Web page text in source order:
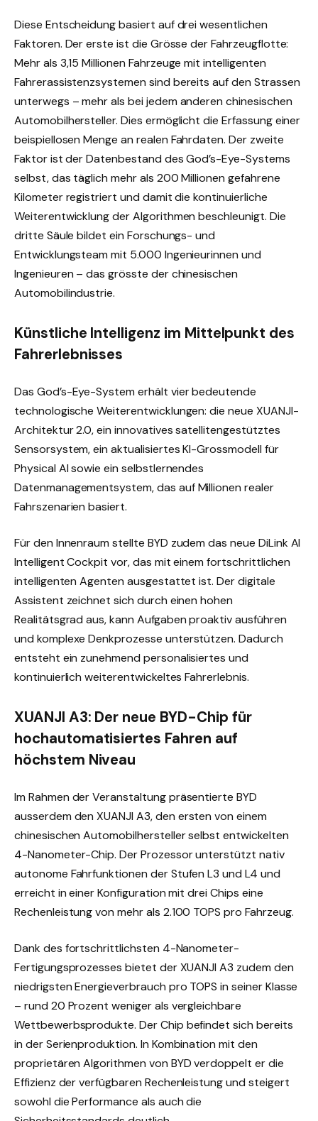
Diese Entscheidung basiert auf drei wesentlichen
Faktoren. Der erste ist die Grösse der Fahrzeugflotte:
Mehr als 3,15 Millionen Fahrzeuge mit intelligenten
Fahrerassistenzsystemen sind bereits auf den Strassen
unterwegs – mehr als bei jedem anderen chinesischen
Automobilhersteller. Dies ermöglicht die Erfassung einer
beispiellosen Menge an realen Fahrdaten. Der zweite
Faktor ist der Datenbestand des God’s-Eye-Systems
selbst, das täglich mehr als 200 Millionen gefahrene
Kilometer registriert und damit die kontinuierliche
Weiterentwicklung der Algorithmen beschleunigt. Die
dritte Säule bildet ein Forschungs- und
Entwicklungsteam mit 5.000 Ingenieurinnen und
Ingenieuren – das grösste der chinesischen
Automobilindustrie.
Künstliche Intelligenz im Mittelpunkt des
Fahrerlebnisses
Das God’s-Eye-System erhält vier bedeutende
technologische Weiterentwicklungen: die neue XUANJI-
Architektur 2.0, ein innovatives satellitengestütztes
Sensorsystem, ein aktualisiertes KI-Grossmodell für
Physical AI sowie ein selbstlernendes
Datenmanagementsystem, das auf Millionen realer
Fahrszenarien basiert.
Für den Innenraum stellte BYD zudem das neue DiLink AI
Intelligent Cockpit vor, das mit einem fortschrittlichen
intelligenten Agenten ausgestattet ist. Der digitale
Assistent zeichnet sich durch einen hohen
Realitätsgrad aus, kann Aufgaben proaktiv ausführen
und komplexe Denkprozesse unterstützen. Dadurch
entsteht ein zunehmend personalisiertes und
kontinuierlich weiterentwickeltes Fahrerlebnis.
XUANJI A3: Der neue BYD-Chip für
hochautomatisiertes Fahren auf
höchstem Niveau
Im Rahmen der Veranstaltung präsentierte BYD
ausserdem den XUANJI A3, den ersten von einem
chinesischen Automobilhersteller selbst entwickelten
4-Nanometer-Chip. Der Prozessor unterstützt nativ
autonome Fahrfunktionen der Stufen L3 und L4 und
erreicht in einer Konfiguration mit drei Chips eine
Rechenleistung von mehr als 2.100 TOPS pro Fahrzeug.
Dank des fortschrittlichsten 4-Nanometer-
Fertigungsprozesses bietet der XUANJI A3 zudem den
niedrigsten Energieverbrauch pro TOPS in seiner Klasse
– rund 20 Prozent weniger als vergleichbare
Wettbewerbsprodukte. Der Chip befindet sich bereits
in der Serienproduktion. In Kombination mit den
proprietären Algorithmen von BYD verdoppelt er die
Effizienz der verfügbaren Rechenleistung und steigert
sowohl die Performance als auch die